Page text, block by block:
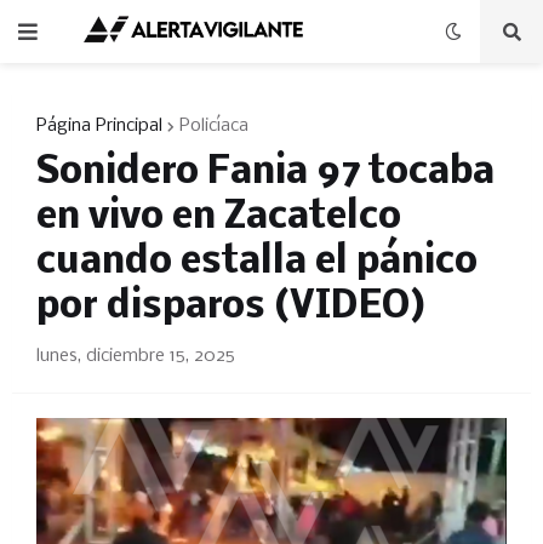
Página Principal Policíaca
Sonidero Fania 97 tocaba
en vivo en Zacatelco
cuando estalla el pánico
por disparos (VIDEO)
lunes, diciembre 15, 2025